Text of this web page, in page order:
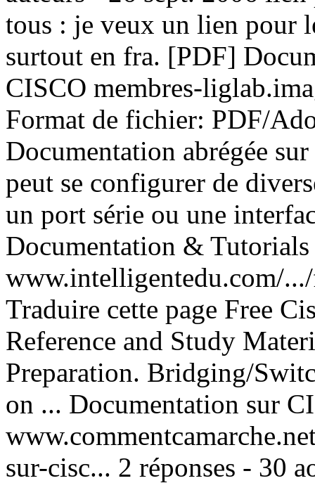
tous : je veux un lien pour
surtout en fra. [PDF]
CISCO membres-
Format de fichier: PDF/
Documentation abrégée
peut se configurer de
un port série ou une
Documentation & Tutorials
www.intelligentedu.com/
Traduire cette page Free
Reference and Study
Preparation. Bridging/
on ... Documentation sur
sur-cisc... 2 réponses - 30